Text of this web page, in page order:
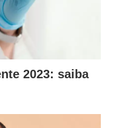
2023: saiba